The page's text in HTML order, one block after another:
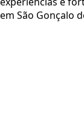
em São Gonçalo